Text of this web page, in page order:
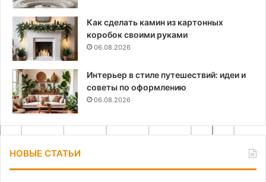
Как сделать камин из картонных
коробок своими руками
06.08.2026
Интерьер в стиле путешествий: идеи и
советы по оформлению
06.08.2026
НОВЫЕ СТАТЬИ